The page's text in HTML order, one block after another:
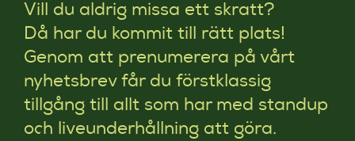
Vill du aldrig missa ett skratt?
Då har du kommit till rätt plats!
Genom att prenumerera på vårt
nyhetsbrev får du förstklassig
tillgång till allt som har med standup
och liveunderhållning att göra.